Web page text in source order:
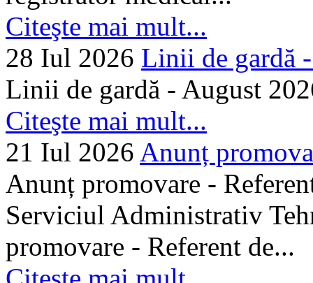
Citeşte mai mult...
28 Iul 2026 Linii de gardă
Linii de gardă - August
Citeşte mai mult...
21 Iul 2026 Anunț
Anunț promovare -
Serviciul Administrativ
promovare - Referent de...